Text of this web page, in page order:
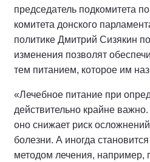
председатель подкомитета
комитета донского
политике Дмитрий Сизякин
изменения позволят
тем питанием, которое им
«Лечебное питание при
действительно крайне
оно снижает риск
болезни. А иногда
методом лечения, например,